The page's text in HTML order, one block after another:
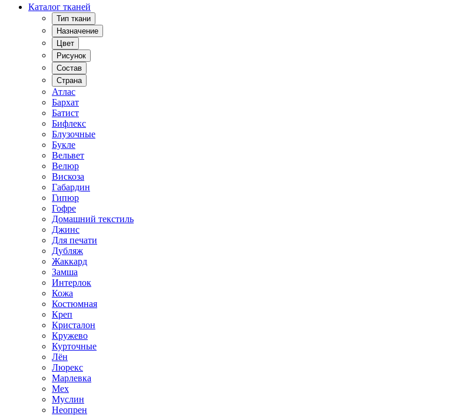
Каталог тканей
Тип ткани
Назначение
Цвет
Рисунок
Состав
Страна
Атлас
Бархат
Батист
Бифлекс
Блузочные
Букле
Вельвет
Велюр
Вискоза
Габардин
Гипюр
Гофре
Домашний текстиль
Джинс
Для печати
Дубляж
Жаккард
Замша
Интерлок
Кожа
Костюмная
Креп
Кристалон
Кружево
Курточные
Лён
Люрекс
Марлевка
Мех
Муслин
Неопрен